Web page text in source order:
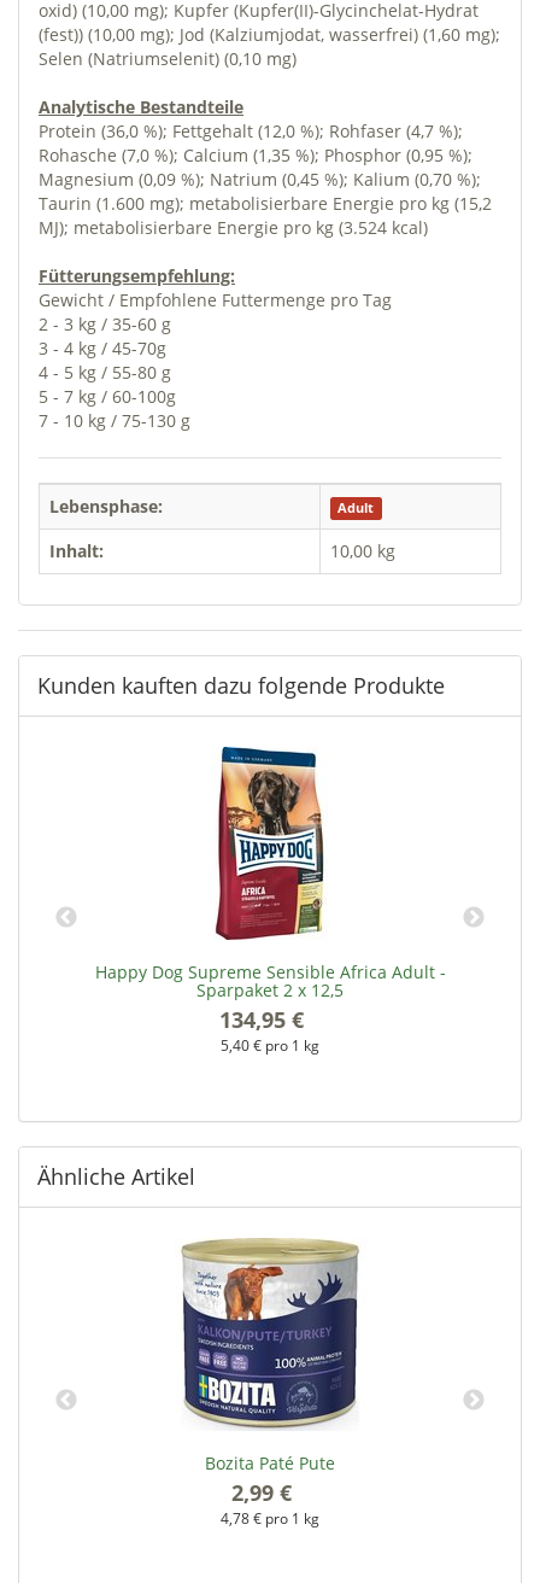
oxid) (10,00 mg); Kupfer (Kupfer(II)-Glycinchelat-Hydrat
(fest)) (10,00 mg); Jod (Kalziumjodat, wasserfrei) (1,60 mg);
Selen (Natriumselenit) (0,10 mg)
Analytische Bestandteile
Protein (36,0 %); Fettgehalt (12,0 %); Rohfaser (4,7 %);
Rohasche (7,0 %); Calcium (1,35 %); Phosphor (0,95 %);
Magnesium (0,09 %); Natrium (0,45 %); Kalium (0,70 %);
Taurin (1.600 mg); metabolisierbare Energie pro kg (15,2
MJ); metabolisierbare Energie pro kg (3.524 kcal)
Fütterungsempfehlung:
Gewicht / Empfohlene Futtermenge pro Tag
2 - 3 kg / 35-60 g
3 - 4 kg / 45-70g
4 - 5 kg / 55-80 g
5 - 7 kg / 60-100g
7 - 10 kg / 75-130 g
Lebensphase: Adult
Inhalt: 10,00 kg
Kunden kauften dazu folgende Produkte
Happy Dog Supreme Sensible Africa Adult -
Sparpaket 2 x 12,5
134,95 €
5,40 € pro 1 kg
Ähnliche Artikel
Bozita Paté Pute
2,99 €
4,78 € pro 1 kg